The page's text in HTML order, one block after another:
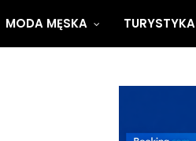
MODA MĘSKA TURYSTYKA